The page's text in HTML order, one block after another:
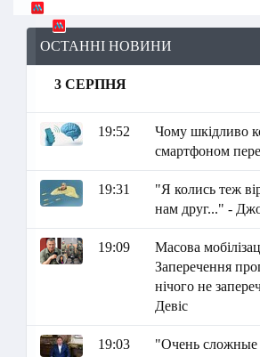
ОСТАННІ НОВИНИ
3 СЕРПНЯ
19:52
Чому шкідливо
смартфоном
19:31
"Я колись теж
нам друг..." -
19:09
Масова
Заперечення
нічого не
Девіс
19:03
"Очень